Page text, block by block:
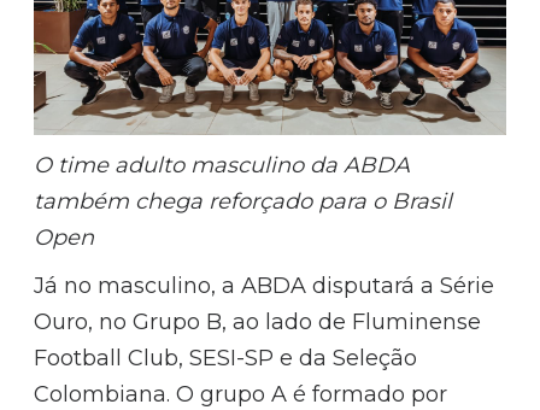
O time adulto masculino da ABDA
também chega reforçado para o Brasil
Open
Já no masculino, a ABDA disputará a Série
Ouro, no Grupo B, ao lado de Fluminense
Football Club, SESI-SP e da Seleção
Colombiana. O grupo A é formado por